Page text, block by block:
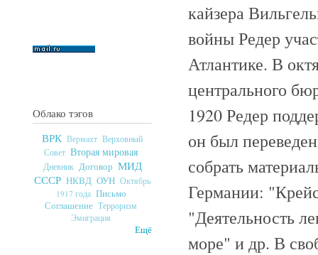
Облако тэгов
ВРК Вермахт Верховный
Совет Вторая мировая
Дневник Договор МИД
СССР НКВД ОУН Октябрь
1917 года Письмо
Соглашение Терроризм
Эмиграция
Ещё
кайзера
войны Редер
Атлантике. В
центрального
1920 Редер
он был
собрать
Германии:
"Деятельность
море" и др. В